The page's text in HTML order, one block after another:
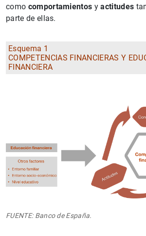
como comportamientos yactitudes
parte de ellas.
Esquema 1
COMPETENCIAS FINANCIERAS Y
FINANCIERA
FUENTE: Banco de España.